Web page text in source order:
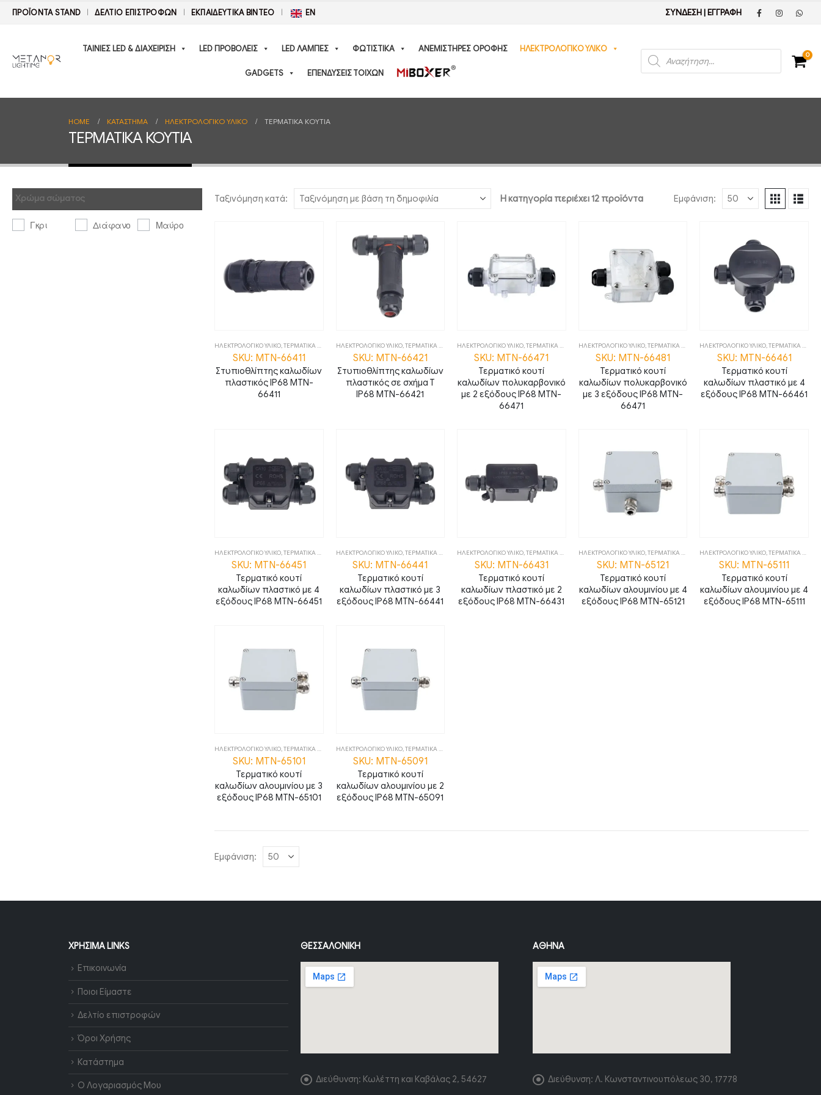
ΠΡΟΪΟΝΤΑ STAND ΔΕΛΤΊΟ ΕΠΙΣΤΡΟΦΏΝ ΕΚΠΑΙΔΕΥΤΙΚΑ ΒΙΝΤΕΟ EN ΣΥΝΔΕΣΗ| ΕΓΓΡΑΦΗ
ΤΑΙΝΙΕΣ LED & ΔΙΑΧΕΙΡΙΣΗ LED ΠΡΟΒΟΛΕΙΣ LED ΛΑΜΠΕΣ ΦΩΤΙΣΤΙΚΑ ΑΝΕΜΙΣΤΗΡΕΣ ΟΡΟΦΗΣ ΗΛΕΚΤΡΟΛΟΓΙΚΟ ΥΛΙΚΟ
GADGETS ΕΠΕΝΔΥΣΕΙΣ ΤΟΙΧΩΝ
Products
search
0
HOME ΚΑΤΆΣΤΗΜΑ ΗΛΕΚΤΡΟΛΟΓΙΚΟ ΥΛΙΚΟ ΤΕΡΜΑΤΙΚΑ ΚΟΥΤΙΑ
ΤΕΡΜΑΤΙΚΑ ΚΟΥΤΙΑ
Ταξινόμηση κατά: Η κατηγορία περιέχει 12 προϊόντα Εμφάνιση:
ΗΛΕΚΤΡΟΛΟΓΙΚΟ ΥΛΙΚΟ ΤΕΡΜΑΤΙΚΑ ΚΟΥΤΙΑ
SKU: MTN-66411
Στυπιοθλίπτης καλωδίων
πλαστικός IP68 MTN-
66411
ΗΛΕΚΤΡΟΛΟΓΙΚΟ ΥΛΙΚΟ, ΤΕΡΜΑΤΙΚΑ ΚΟΥΤΙΑ
SKU: MTN-66421
Στυπιοθλίπτης καλωδίων
πλαστικός σε σχήμα Τ
IP68 MTN-66421
ΗΛΕΚΤΡΟΛΟΓΙΚΟ ΥΛΙΚΟ ,ΤΕΡΜΑΤΙΚΑ ΚΟΥΤΙΑ
SKU: MTN-66471
Τερματικό κουτί
καλωδίων πολυκαρβονικό
με 2 εξόδους IP68 MTN-
66471
ΗΛΕΚΤΡΟΛΟΓΙΚΟ ΥΛΙΚΟ, ΤΕΡΜΑΤΙΚΑ ΚΟΥΤΙΑ
SKU: MTN-66481
Τερματικό κουτί
καλωδίων πολυκαρβονικό
με 3 εξόδους IP68 MTN-
66471
ΗΛΕΚΤΡΟΛΟΓΙΚΟ ΥΛΙΚΟ ,ΤΕΡΜΑΤΙΚΑ ΚΟΥΤΙΑ
SKU: MTN-66461
Τερματικό κουτί
καλωδίων πλαστικό με 4
εξόδους IP68 MTN-66461
ΗΛΕΚΤΡΟΛΟΓΙΚΟ ΥΛΙΚΟ,ΤΕΡΜΑΤΙΚΑ ΚΟΥΤΙΑ
SKU: MTN-66451
Τερματικό κουτί
καλωδίων πλαστικό με 4
εξόδους IP68 MTN-66451
ΗΛΕΚΤΡΟΛΟΓΙΚΟ ΥΛΙΚΟ,ΤΕΡΜΑΤΙΚΑ ΚΟΥΤΙΑ
SKU: MTN-66441
Τερματικό κουτί
καλωδίων πλαστικό με 3
εξόδους IP68 MTN-66441
ΗΛΕΚΤΡΟΛΟΓΙΚΟ ΥΛΙΚΟ,ΤΕΡΜΑΤΙΚΑ ΚΟΥΤΙΑ
SKU: MTN-66431
Τερματικό κουτί
καλωδίων πλαστικό με 2
εξόδους IP68 MTN-66431
ΗΛΕΚΤΡΟΛΟΓΙΚΟ ΥΛΙΚΟ,ΤΕΡΜΑΤΙΚΑ ΚΟΥΤΙΑ
SKU: MTN-65121
Τερματικό κουτί
καλωδίων αλουμινίου με 4
εξόδους IP68 MTN-65121
ΗΛΕΚΤΡΟΛΟΓΙΚΟ ΥΛΙΚΟ,ΤΕΡΜΑΤΙΚΑ ΚΟΥΤΙΑ
SKU: MTN-65111
Τερματικό κουτί
καλωδίων αλουμινίου με 4
εξόδους IP68 MTN-65111
ΗΛΕΚΤΡΟΛΟΓΙΚΟ ΥΛΙΚΟ,ΤΕΡΜΑΤΙΚΑ ΚΟΥΤΙΑ
SKU: MTN-65101
Τερματικό κουτί
καλωδίων αλουμινίου με 3
εξόδους IP68 MTN-65101
ΗΛΕΚΤΡΟΛΟΓΙΚΟ ΥΛΙΚΟ,ΤΕΡΜΑΤΙΚΑ ΚΟΥΤΙΑ
SKU: MTN-65091
Τερματικό κουτί
καλωδίων αλουμινίου με 2
εξόδους IP68 MTN-65091
Εμφάνιση:
Χρώμα σώματος
Γκρι Διάφανο Μαύρο
ΧΡΉΣΙΜΑ LINKS
Επικοινωνία
Ποιοι Είμαστε
Δελτίο επιστροφών
Όροι Χρήσης
Κατάστημα
Ο Λογαριασμός Μου
ΘΕΣΣΑΛΟΝΊΚΗ
Διεύθυνση: Κωλέττη και Καβάλας 2, 54627
ΑΘΉΝΑ
Διεύθυνση: Λ. Κωνσταντινουπόλεως 30, 17778